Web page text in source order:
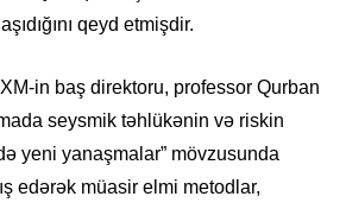
qeyd etmişdir.
in baş direktoru, professor Qurban
seysmik təhlükənin və riskin
yeni yanaşmalar” mövzusunda
edərək müasir elmi metodlar,